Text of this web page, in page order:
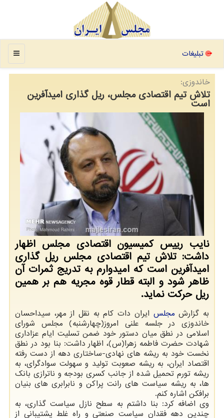
منو تبلیغات
خاندوزی:
تلاش تیم اقتصادی مجلس، ریل گذاری امیدآفرین
است
نایب رییس کمیسیون اقتصادی مجلس اظهار
داشت: تلاش تیم اقتصادی مجلس ریل گذاری
امیدآفرین است که امیدوارم به تدریج ثمرات آن
ظاهر شود و البته قطار قوه مجریه هم بر همین
ریل حرکت نماید.
به گزارش مجلس ایران دات کام به نقل از مهر، سیداحسان
خاندوزی در جلسه علنی امروز(چهارشنبه) مجلس شورای
اسلامی در نطق میان دستور خود ضمن تسلیت ایام عزاداری
شهادت حضرت فاطمه زهرا(س)، اظهار داشت: بنا بود در نطق
نخست خود به ریشه های نهادی-ساختاری دهه از دست رفته
اقتصاد ایران، به ریشه صعوبت تولید و سهولت سوادگرای، به
ریشه تورم تحمیل شده از جانب کسری بودجه و ناترازی بانک
ها، به ریشه سیاست های رانت پراکن و نابرابری های بنیان
برافکن اشاره کنم.
وی اضافه کرد: بنا داشتم به سطح نازل سیاست گذاری، به
چندین دهه فقدان سیاست صنعتی و راه غلط پشتیبانی از